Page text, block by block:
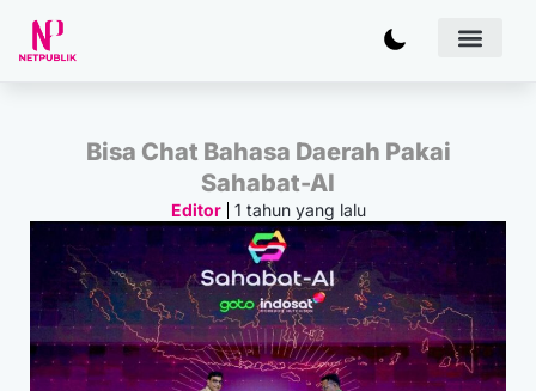
Bisa Chat Bahasa Daerah Pakai
Sahabat-AI
Editor 1 tahun yang lalu